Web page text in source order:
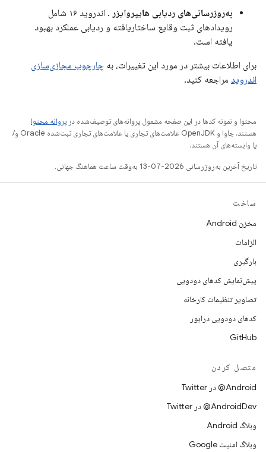
به‌روزرسانی‌های ردیابی هایپروایزر
. اندروید ۱۶ شامل
رویدادهای ثبت وقایع ساختاریافته و ردیابی عملکرد بهبود
یافته است.
برای اطلاعات بیشتر در مورد این تغییرات، به چارچوب مجازی‌سازی
اندروید مراجعه کنید.
محتوا و نمونه کدها در این صفحه مشمول پروانه‌های توصیف‌شده در پروانه محتوا
هستند. جاوا و OpenJDK علامت‌های تجاری یا علامت‌های تجاری ثبت‌شده Oracle و/
یا وابسته‌های آن هستند.
تاریخ آخرین به‌روزرسانی 2026-07-13 به‌وقت ساعت هماهنگ جهانی.
ساخت
مخزن Android
الزامات
بارگیری
پیش‌نمایش کدهای دودویی
تصاویر تنظیمات کارخانه
کدهای دودویی درایور
GitHub
متصل کردن
Android@ در Twitter
AndroidDev@ در Twitter
وبلاگ Android
وبلاگ امنیت Google